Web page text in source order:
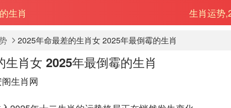
生肖 生肖运势
2025年命最差的生肖女 2025年最倒霉的生肖
生肖女 2025年最倒霉的生肖
生肖网